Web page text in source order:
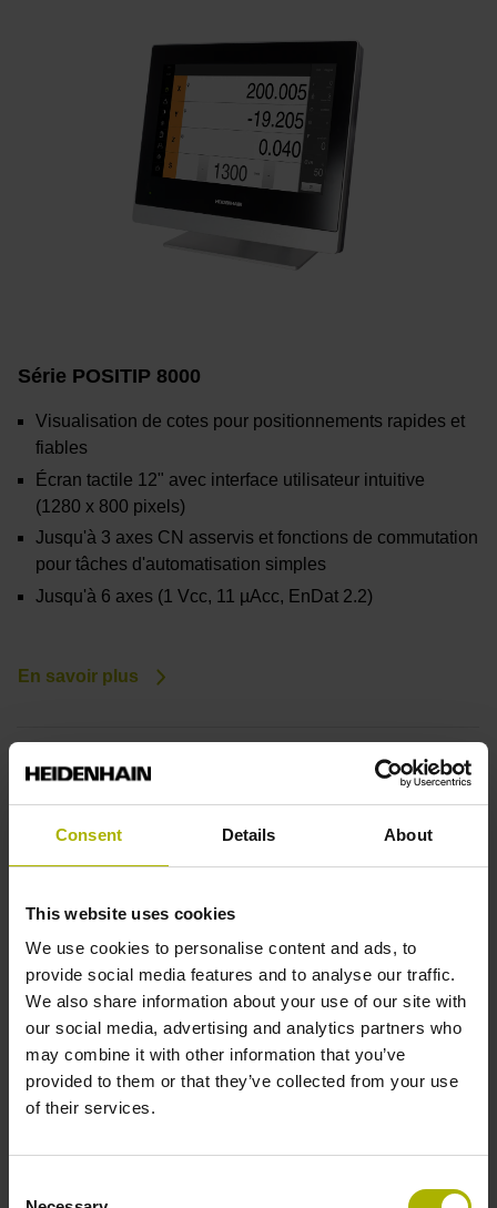
Consent Details About
This website uses cookies
We use cookies to personalise content and ads, to
provide social media features and to analyse our traffic.
We also share information about your use of our site with
our social media, advertising and analytics partners who
may combine it with other information that you’ve
provided to them or that they’ve collected from your use
of their services.
Série POSITIP 8000
Visualisation de cotes pour positionnements rapides et
fiables
Écran tactile 12" avec interface utilisateur intuitive
(1280 x 800 pixels)
Jusqu'à 3 axes CN asservis et fonctions de commutation
pour tâches d'automatisation simples
Jusqu'à 6 axes (1 Vcc, 11 µAcc, EnDat 2.2)
En savoir plus
Visualisations de cotes pour positionnements rapides et